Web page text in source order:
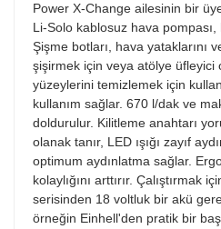
Power X-Change ailesinin bir
Li-Solo kablosuz hava
Şişme botları, hava yataklarını
şişirmek için veya atölye üfleyici
yüzeylerini temizlemek için
kullanım sağlar. 670 l/dak ve
doldurulur. Kilitleme anahtarı
olanak tanır, LED ışığı zayıf
optimum aydınlatma sağlar.
kolaylığını arttırır. Çalıştırmak
serisinden 18 voltluk bir akü
örneğin Einhell'den pratik bir